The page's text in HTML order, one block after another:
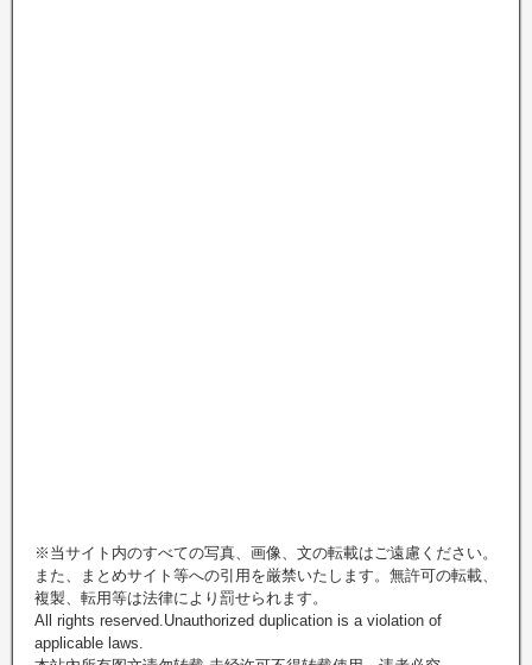
※当サイト内のすべての写真、画像、文の転載はご遠慮ください。
また、まとめサイト等への引用を厳禁いたします。無許可の転載、
複製、転用等は法律により罰せられます。
All rights reserved.Unauthorized duplication is a violation of
applicable laws.